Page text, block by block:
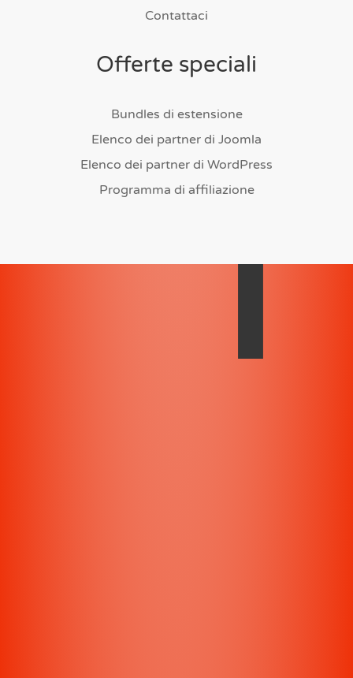
Contattaci
Offerte speciali
Bundles di estensione
Elenco dei partner di Joomla
Elenco dei partner di WordPress
Programma di affiliazione